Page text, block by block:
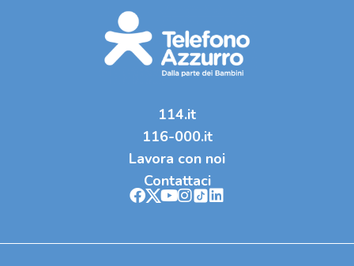
114.it
116-000.it
Lavora con noi
Contattaci